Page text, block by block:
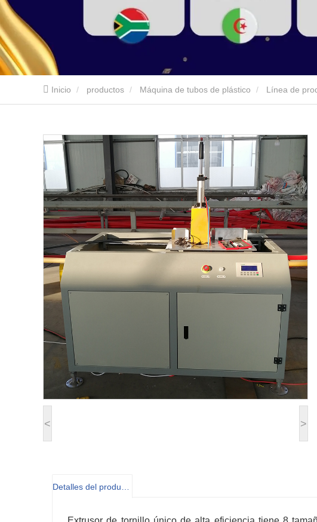
Inicio productos Máquina de tubos de plástico Línea de
< >